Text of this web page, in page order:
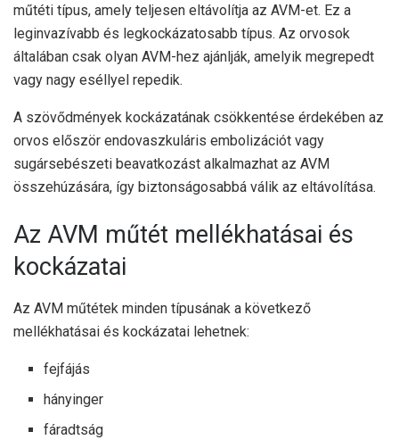
műtéti típus, amely teljesen eltávolítja az AVM-et. Ez a
leginvazívabb és legkockázatosabb típus. Az orvosok
általában csak olyan AVM-hez ajánlják, amelyik megrepedt
vagy nagy eséllyel repedik.
A szövődmények kockázatának csökkentése érdekében az
orvos először endovaszkuláris embolizációt vagy
sugársebészeti beavatkozást alkalmazhat az AVM
összehúzására, így biztonságosabbá válik az eltávolítása.
Az AVM műtét mellékhatásai és
kockázatai
Az AVM műtétek minden típusának a következő
mellékhatásai és kockázatai lehetnek:
fejfájás
hányinger
fáradtság